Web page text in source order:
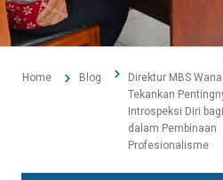
Home Blog
Direktur MBS
Tekankan
Introspeksi Diri
dalam Pembinaan
Profesionalisme